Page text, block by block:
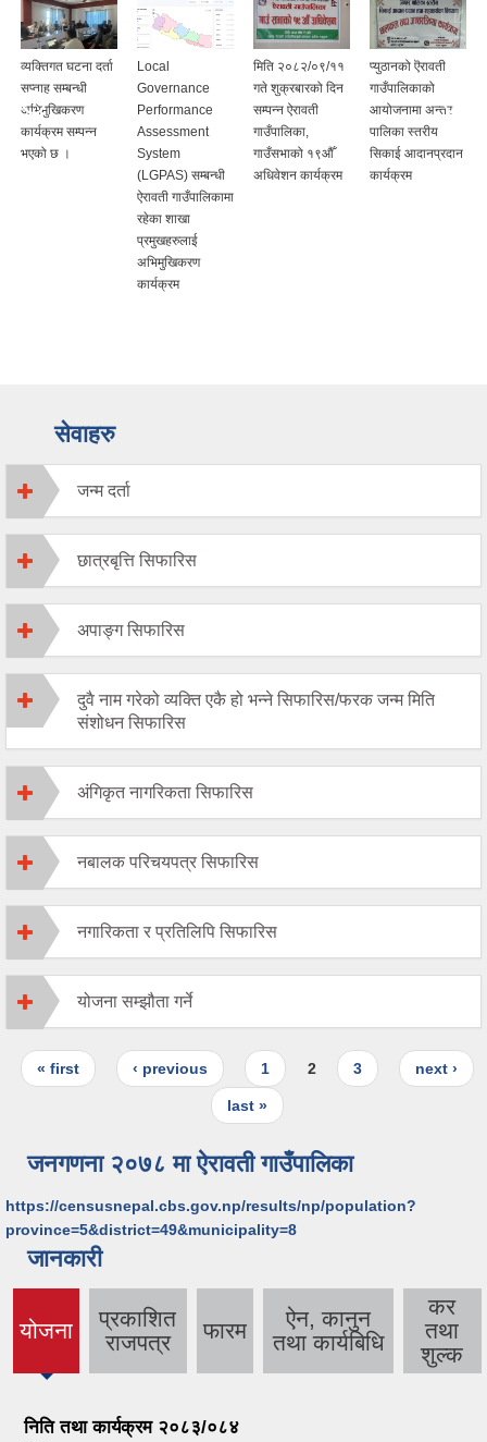
व्यक्तिगत घटना दर्ता
सप्ताह सम्बन्धी
अभिमुखिकरण
कार्यक्रम सम्पन्न
भएको छ ।
Local
Governance
Performance
Assessment
System
(LGPAS) सम्बन्धी
ऐरावती गाउँपालिकामा
रहेका शाखा
प्रमुखहरुलाई
अभिमुखिकरण
कार्यक्रम
मिति २०८२/०९/११
गते शुक्रबारको दिन
सम्पन्न ऐरावती
गाउँपालिका,
गाउँसभाको १९औँ
अधिवेशन कार्यक्रम
प्युठानको ऎरावती
गाउँपालिकाको
आयोजनामा अन्तर
पालिका स्तरीय
सिकाई आदानप्रदान
कार्यक्रम
सेवाहरु
जन्म दर्ता
छात्रबृत्ति सिफारिस
अपाङ्ग सिफारिस
दुवै नाम गरेको व्यक्ति एकै हो भन्ने सिफारिस/फरक जन्म मिति
संशोधन सिफारिस
अंगिकृत नागरिकता सिफारिस
नबालक परिचयपत्र सिफारिस
नगारिकता र प्रतिलिपि सिफारिस
योजना सम्झौता गर्ने
Pages
« first ‹ previous 1 2 3 next ›
last »
जनगणना २०७८ मा ऐरावती गाउँपालिका
https://censusnepal.cbs.gov.np/results/np/population?
province=5&district=49&municipality=8
जानकारी
योजना
(active
प्रकाशित
राजपत्र
फारम
ऐन, कानुन
तथा कार्यबिधि
कर
तथा
शुल्क
निति तथा कार्यक्रम २०८३/०८४